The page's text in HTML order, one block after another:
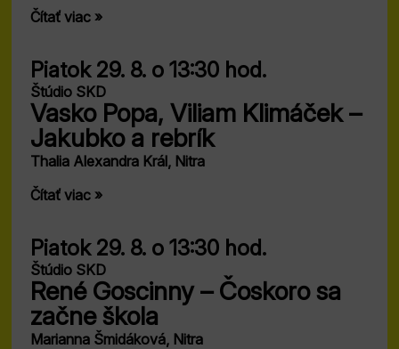
Čítať viac »
Piatok 29. 8. o 13:30 hod.
Štúdio SKD
Vasko Popa, Viliam Klimáček –
Jakubko a rebrík
Thalia Alexandra Král, Nitra
Čítať viac »
Piatok 29. 8. o 13:30 hod.
Štúdio SKD
René Goscinny – Čoskoro sa
začne škola
Marianna Šmidáková, Nitra